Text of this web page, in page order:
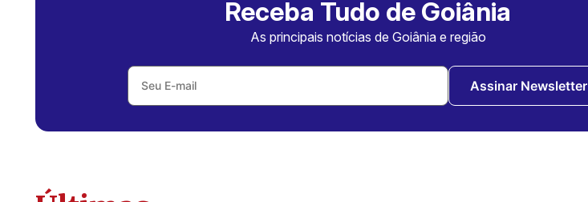
Receba Tudo de Goiânia
As principais notícias de Goiânia e região
Assinar Newsletter